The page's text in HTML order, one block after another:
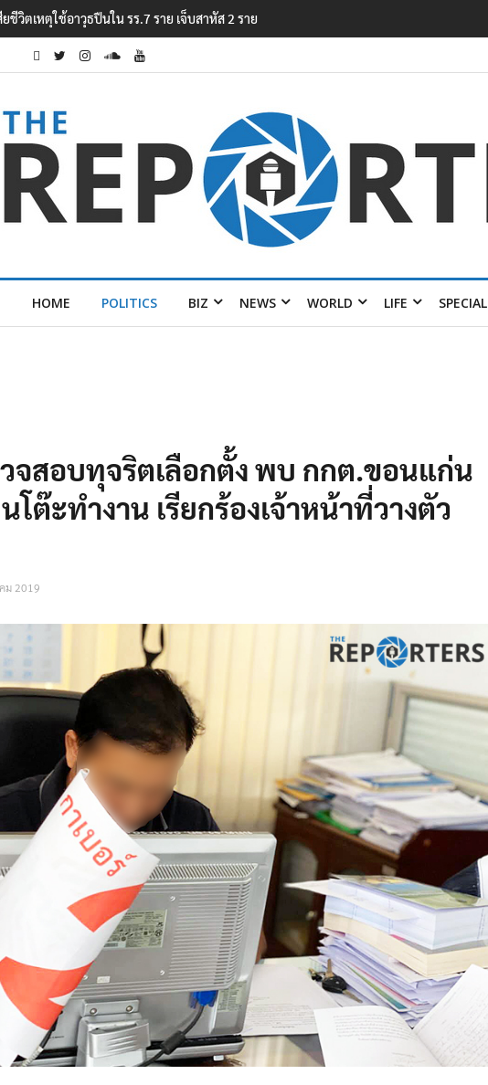
อนตัดสินใจลุย ‘ไทยช่วยไทย พลัส เฟส 2’
HOME POLITICS BIZ NEWS WORLD LIFE SPECIAL
จสอบทุจริตเลือกตั้ง พบ กกต.ขอนแก่น
ต๊ะทำงาน เรียกร้องเจ้าหน้าที่วางตัว
ม 2019